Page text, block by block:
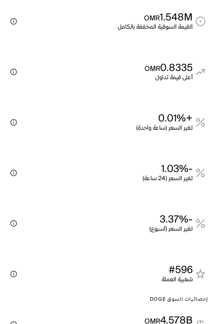
1.548M
OMR
القيمة السوقية المخففة بالكامل
0.8335
OMR
أعلى قيمة تداول
+0.01%
تغير السعر (ساعة واحدة)
-1.03%
تغير السعر (24 ساعة)
-3.37%
تغير السعر (أسبوع)
#596
شعبية العملة
إحصائيات السوق DOGE
4.578B
OMR